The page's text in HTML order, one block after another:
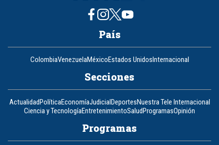
País
ColombiaVenezuelaMéxicoEstados UnidosInternacional
Secciones
ActualidadPolíticaEconomíaJudicialDeportesNuestra Tele Internacional
Ciencia y TecnologíaEntretenimientoSaludProgramasOpinión
Programas